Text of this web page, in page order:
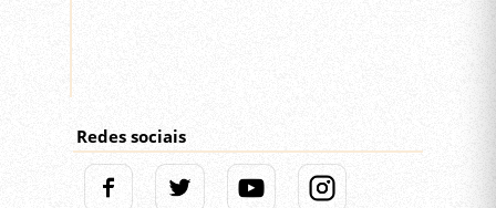
Redes sociais